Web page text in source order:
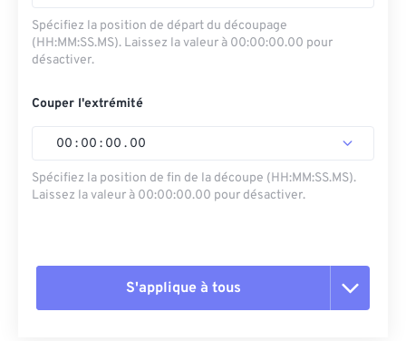
Spécifiez la position de départ du découpage
(HH:MM:SS.MS). Laissez la valeur à 00:00:00.00 pour
désactiver.
Couper l'extrémité
00 : 00 : 00 . 00
Spécifiez la position de fin de la découpe (HH:MM:SS.MS).
Laissez la valeur à 00:00:00.00 pour désactiver.
S'applique à tous